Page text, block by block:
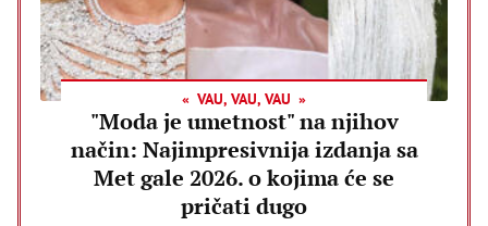
VAU, VAU, VAU
"Moda je umetnost" na njihov
način: Najimpresivnija izdanja sa
Met gale 2026. o kojima će se
pričati dugo